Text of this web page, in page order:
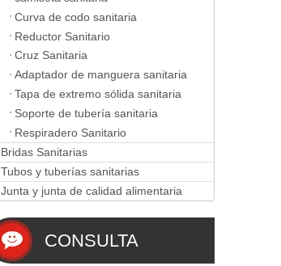
Curva de codo sanitaria
Reductor Sanitario
Cruz Sanitaria
Adaptador de manguera sanitaria
Tapa de extremo sólida sanitaria
Soporte de tubería sanitaria
Respiradero Sanitario
Bridas Sanitarias
Tubos y tuberías sanitarias
Junta y junta de calidad alimentaria
CONSULTA